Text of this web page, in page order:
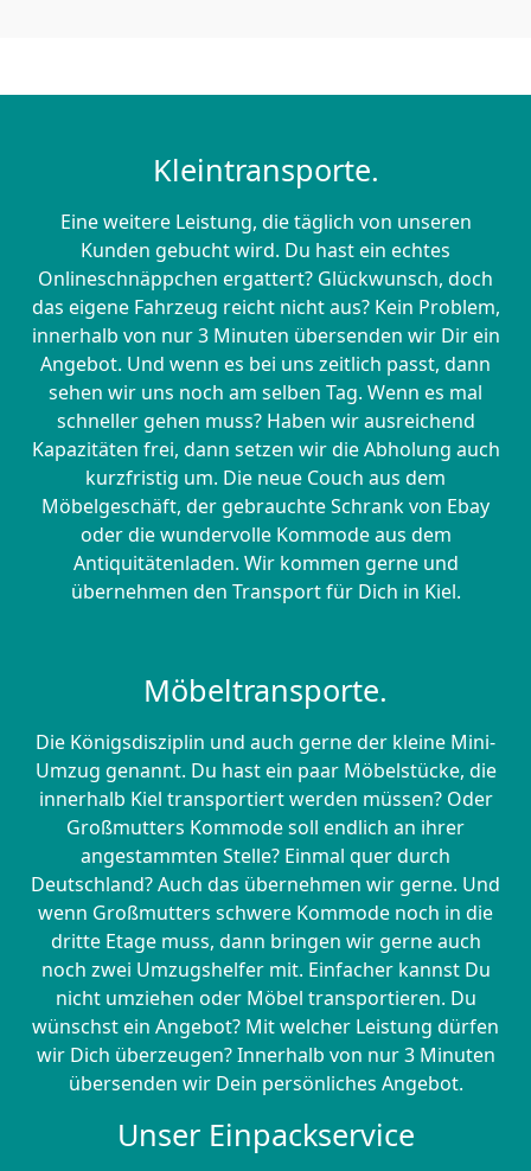
Kleintransporte.
Eine weitere Leistung, die täglich von unseren
Kunden gebucht wird. Du hast ein echtes
Onlineschnäppchen ergattert? Glückwunsch, doch
das eigene Fahrzeug reicht nicht aus? Kein Problem,
innerhalb von nur 3 Minuten übersenden wir Dir ein
Angebot. Und wenn es bei uns zeitlich passt, dann
sehen wir uns noch am selben Tag. Wenn es mal
schneller gehen muss? Haben wir ausreichend
Kapazitäten frei, dann setzen wir die Abholung auch
kurzfristig um. Die neue Couch aus dem
Möbelgeschäft, der gebrauchte Schrank von Ebay
oder die wundervolle Kommode aus dem
Antiquitätenladen. Wir kommen gerne und
übernehmen den Transport für Dich in Kiel.
Möbeltransporte.
Die Königsdisziplin und auch gerne der kleine Mini-
Umzug genannt. Du hast ein paar Möbelstücke, die
innerhalb Kiel transportiert werden müssen? Oder
Großmutters Kommode soll endlich an ihrer
angestammten Stelle? Einmal quer durch
Deutschland? Auch das übernehmen wir gerne. Und
wenn Großmutters schwere Kommode noch in die
dritte Etage muss, dann bringen wir gerne auch
noch zwei Umzugshelfer mit. Einfacher kannst Du
nicht umziehen oder Möbel transportieren. Du
wünschst ein Angebot? Mit welcher Leistung dürfen
wir Dich überzeugen? Innerhalb von nur 3 Minuten
übersenden wir Dein persönliches Angebot.
Unser Einpackservice